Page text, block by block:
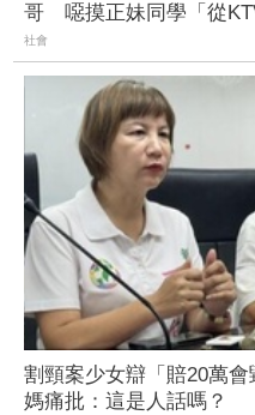
哥 噁摸正妹同學「從
社會
割頸案少女辯「賠20萬
媽痛批：這是人話嗎？